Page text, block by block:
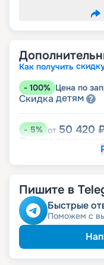
Как получить
- 100% Цена по
Скидка детям
-5% от 50 420
Скидка
Пишите в
Быстрые
Поможем с